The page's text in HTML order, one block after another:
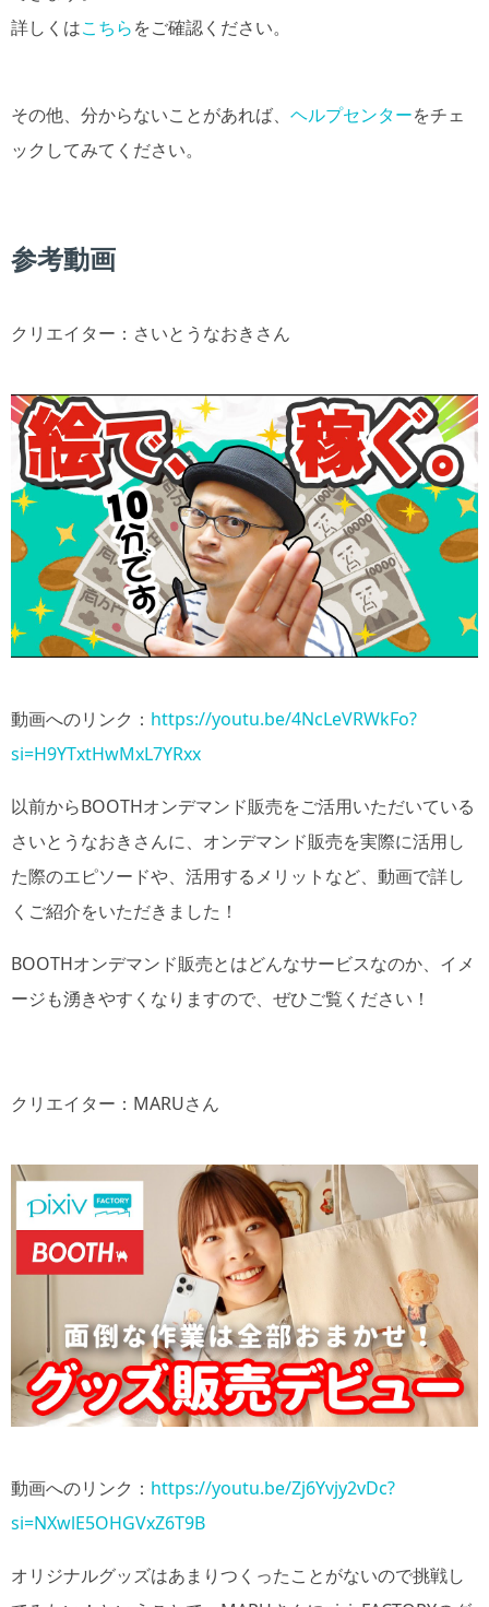
詳しくはこちらをご確認ください。
その他、分からないことがあれば、 ヘルプセンターをチェ
ックしてみてください。
参考動画
クリエイター：さいとうなおきさん
動画へのリンク： https://youtu.be/4NcLeVRWkFo?
si=H9YTxtHwMxL7YRxx
以前からBOOTHオンデマンド販売をご活用いただいている
さいとうなおきさんに、オンデマンド販売を実際に活用し
た際のエピソードや、活用するメリットなど、動画で詳し
くご紹介をいただきました！
BOOTHオンデマンド販売とはどんなサービスなのか、イメ
ージも湧きやすくなりますので、ぜひご覧ください！
クリエイター：MARUさん
動画へのリンク： https://youtu.be/Zj6Yvjy2vDc?
si=NXwlE5OHGVxZ6T9B
オリジナルグッズはあまりつくったことがないので挑戦し